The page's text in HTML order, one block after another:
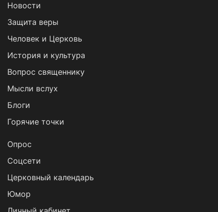
Новости
Защита веры
Человек и Церковь
История и культура
Вопрос священнику
Мысли вслух
Блоги
Горячие точки
Опрос
Cоцсети
Церковный календарь
Юмор